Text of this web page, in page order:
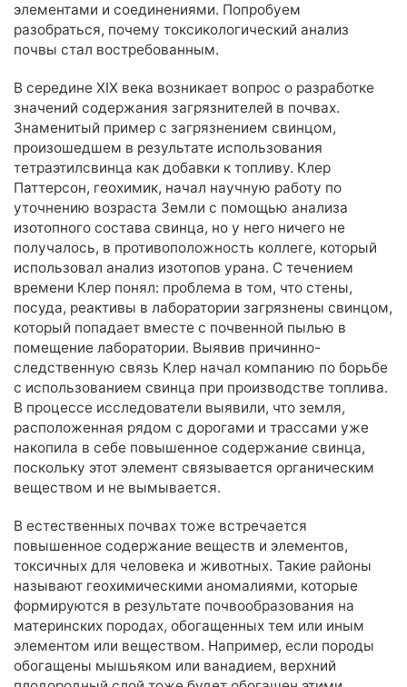
Полициклические ароматические углеводороды (ПАУ)
Гранулометрический состав взвешенных частиц в воде
Индивидуальный набор показателей
Агрохимический анализ почвы
Агрохимический анализ почвы для сельскохозяйственных
предприятий
Агрохимический анализ почвы для частных лиц
Агрохимический анализ почвы по зарубежным методикам
(рекомендации FAO)
Анализ почвы на азотное питание растений
Анализ почвы на засоление
Анализ биологической активности почвы
Анализ почвы на безопасность
Анализ удобрений
Комплексные наборы
Тяжелые металлы
Гранулометрический состав
Гуминовые и фульвокислоты
Элементный
Естественные радионуклиды (ЕРН)
Полициклические ароматические углеводороды (ПАУ)
Индивидуальный набор показателей
Информация
элементами и соединениями. Попробуем
разобраться, почему токсикологический анализ
почвы стал востребованным.
В середине XIX века возникает вопрос о разработке
значений содержания загрязнителей в почвах.
Знаменитый пример с загрязнением свинцом,
произошедшем в результате использования
тетраэтилсвинца как добавки к топливу. Клер
Паттерсон, геохимик, начал научную работу по
уточнению возраста Земли с помощью анализа
изотопного состава свинца, но у него ничего не
получалось, в противоположность коллеге, который
использовал анализ изотопов урана. С течением
времени Клер понял: проблема в том, что стены,
посуда, реактивы в лаборатории загрязнены свинцом,
который попадает вместе с почвенной пылью в
помещение лаборатории. Выявив причинно-
следственную связь Клер начал компанию по борьбе
с использованием свинца при производстве топлива.
В процессе исследователи выявили, что земля,
расположенная рядом с дорогами и трассами уже
накопила в себе повышенное содержание свинца,
поскольку этот элемент связывается органическим
веществом и не вымывается.
В естественных почвах тоже встречается
повышенное содержание веществ и элементов,
токсичных для человека и животных. Такие районы
называют геохимическими аномалиями, которые
формируются в результате почвообразования на
материнских породах, обогащенных тем или иным
элементом или веществом. Например, если породы
обогащены мышьяком или ванадием, верхний